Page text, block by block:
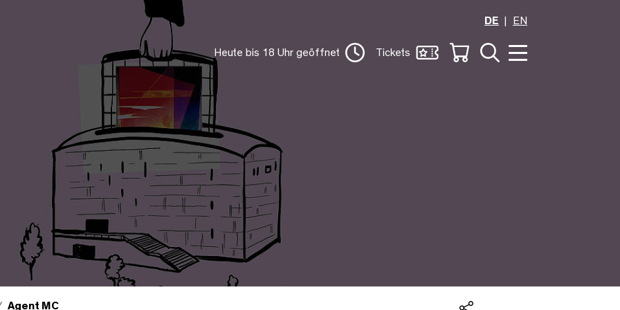
DE
EN
Heute bis 18 Uhr geöffnet Tickets
Agent MC